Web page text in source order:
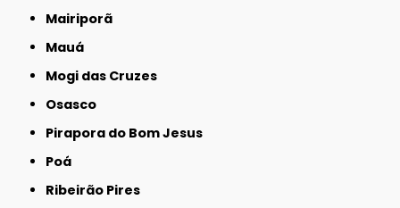
Mairiporã
Mauá
Mogi das Cruzes
Osasco
Pirapora do Bom Jesus
Poá
Ribeirão Pires